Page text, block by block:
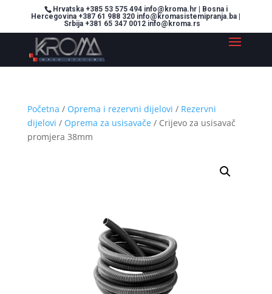
Hrvatska +385 53 575 494 info@kroma.hr | Bosna i
Hercegovina +387 61 988 320 info@kromasistemipranja.ba |
Srbija +381 65 347 0012 info@kroma.rs
Početna / Oprema i rezervni dijelovi / Rezervni
dijelovi / Oprema za usisavače / Crijevo za usisavač
promjera 38mm